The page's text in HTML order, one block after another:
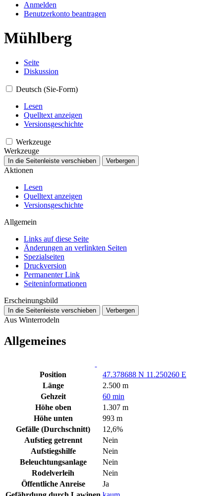
Anmelden
Benutzerkonto beantragen
Mühlberg
Seite
Diskussion
Deutsch (Sie-Form)
Lesen
Quelltext anzeigen
Versionsgeschichte
Werkzeuge
Werkzeuge
In die Seitenleiste verschieben Verbergen
Aktionen
Lesen
Quelltext anzeigen
Versionsgeschichte
Allgemein
Links auf diese Seite
Änderungen an verlinkten Seiten
Spezialseiten
Druckversion
Permanenter Link
Seiten­­informationen
Erscheinungsbild
In die Seitenleiste verschieben Verbergen
Aus Winterrodeln
Allgemeines
Position
47.378688 N 11.250260 E
Länge
2.500 m
Gehzeit
60 min
Höhe oben
1.307 m
Höhe unten
993 m
Gefälle (Durchschnitt)
12,6%
Aufstieg getrennt
Nein
Aufstiegshilfe
Nein
Beleuchtungsanlage
Nein
Rodelverleih
Nein
Öffentliche Anreise
Ja